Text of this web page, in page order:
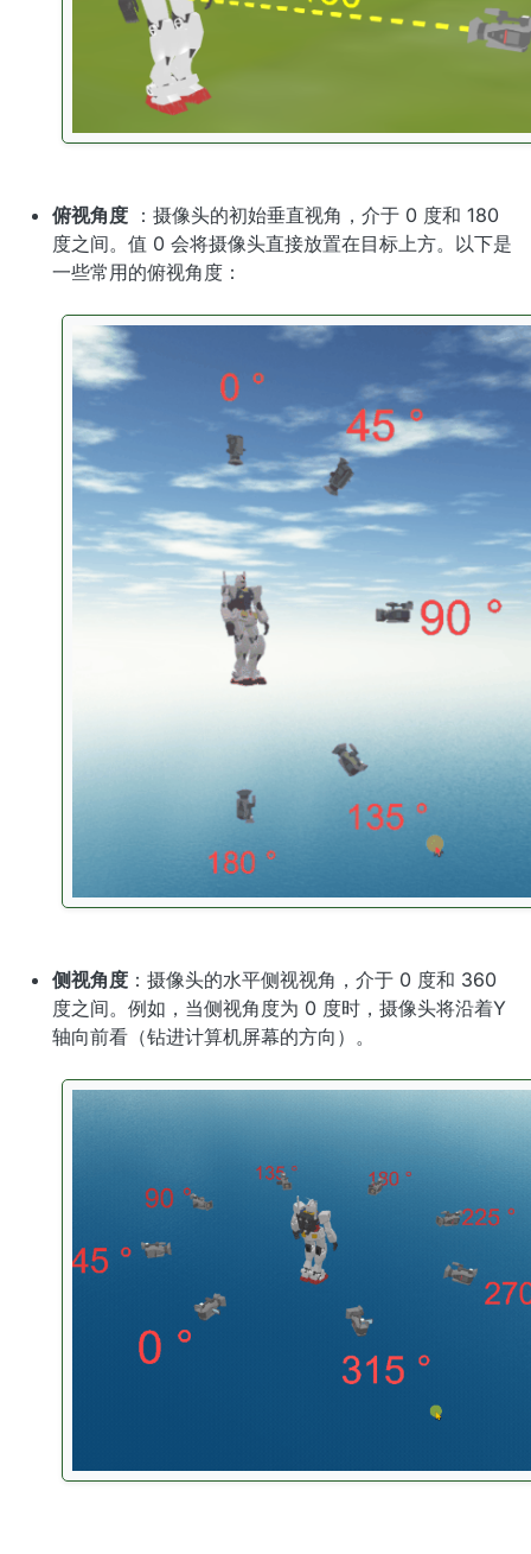
俯视角度 ：摄像头的初始垂直视角，介于 0 度和 180
度之间。值 0 会将摄像头直接放置在目标上方。以下是
一些常用的俯视角度：
侧视角度 ：摄像头的水平侧视视角，介于 0 度和 360
度之间。例如，当侧视角度为 0 度时，摄像头将沿着Y
轴向前看（钻进计算机屏幕的方向）。